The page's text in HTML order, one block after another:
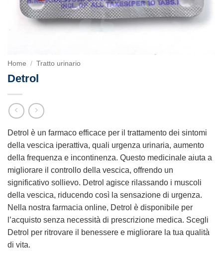
Home / Tratto urinario
Detrol
Detrol è un farmaco efficace per il trattamento dei sintomi
della vescica iperattiva, quali urgenza urinaria, aumento
della frequenza e incontinenza. Questo medicinale aiuta a
migliorare il controllo della vescica, offrendo un
significativo sollievo. Detrol agisce rilassando i muscoli
della vescica, riducendo così la sensazione di urgenza.
Nella nostra farmacia online, Detrol è disponibile per
l’acquisto senza necessità di prescrizione medica. Scegli
Detrol per ritrovare il benessere e migliorare la tua qualità
di vita.